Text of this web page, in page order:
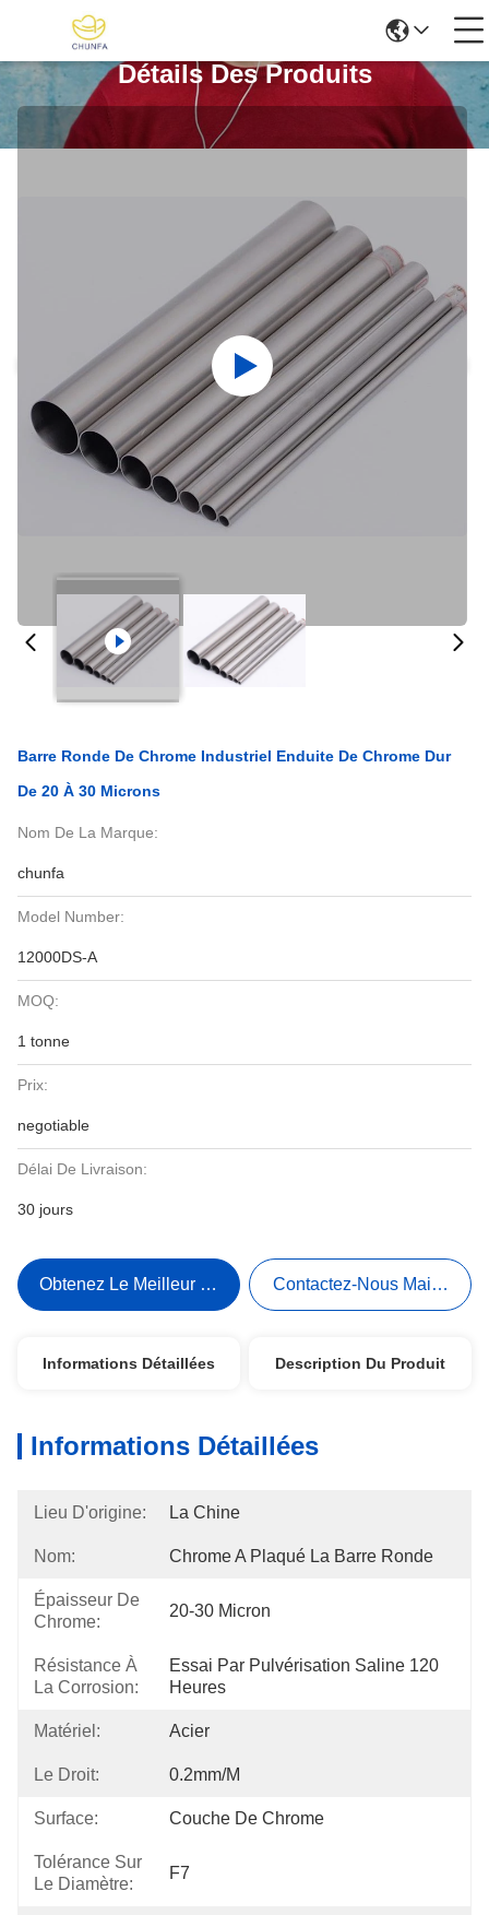
Détails Des Produits
Barre Ronde De Chrome Industriel Enduite De Chrome Dur
De 20 À 30 Microns
Nom De La Marque:
chunfa
Model Number:
12000DS-A
MOQ:
1 tonne
Prix:
negotiable
Délai De Livraison:
30 jours
Obtenez Le Meilleur Prix Contactez-Nous Maintenant
Informations Détaillées Description Du Produit
Informations Détaillées
Lieu D'origine: La Chine
Nom: Chrome A Plaqué La Barre Ronde
Épaisseur De
Chrome:
20-30 Micron
Résistance À
La Corrosion:
Essai Par Pulvérisation Saline 120
Heures
Matériel: Acier
Le Droit: 0.2mm/m
Surface: Couche De Chrome
Tolérance Sur
Le Diamètre:
F7